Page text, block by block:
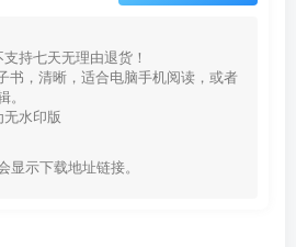
持七天无理由退货！
书，清晰，适合电脑手机阅读，或者
水印版
示下载地址链接。